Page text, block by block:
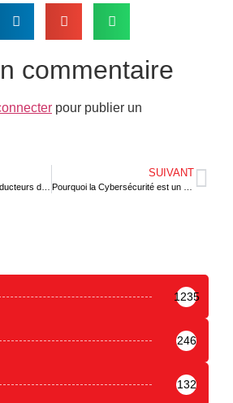
commentaire
pour publier un
SUIVANT
1235
246
132